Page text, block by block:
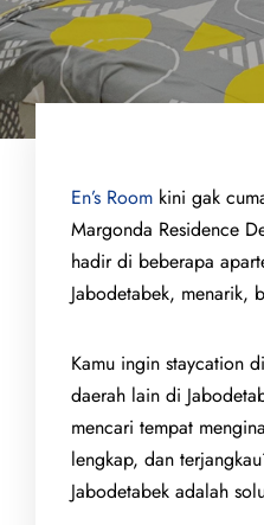
En’s Room kini gak
Margonda Residence
hadir di beberapa
Jabodetabek, menarik,
Kamu ingin staycation
daerah lain di
mencari tempat
lengkap, dan
Jabodetabek adalah